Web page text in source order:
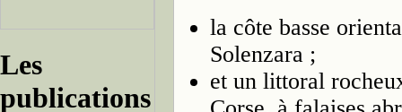
Les
publications
la côte basse
Solenzara ;
et un littoral